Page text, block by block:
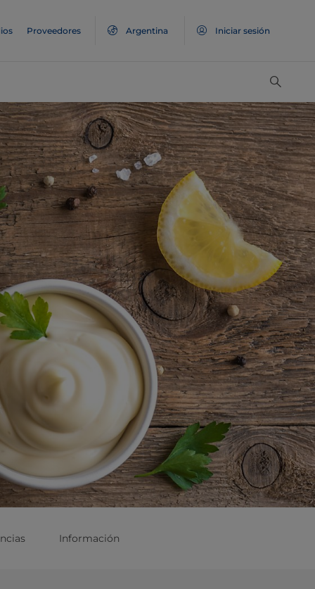
Proveedores Argentina Iniciar sesión
Información